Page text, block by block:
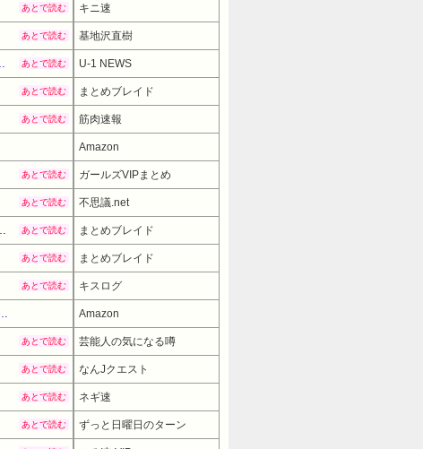
あとで読む キニ速
あとで読む 基地沢直樹
あとで読む U-1 NEWS
あとで読む まとめブレイド
あとで読む 筋肉速報
Amazon
あとで読む ガールズVIPまとめ
あとで読む 不思議.net
あとで読む まとめブレイド
あとで読む まとめブレイド
あとで読む キスログ
Amazon
あとで読む 芸能人の気になる噂
あとで読む なんJクエスト
あとで読む ネギ速
あとで読む ずっと日曜日のターン